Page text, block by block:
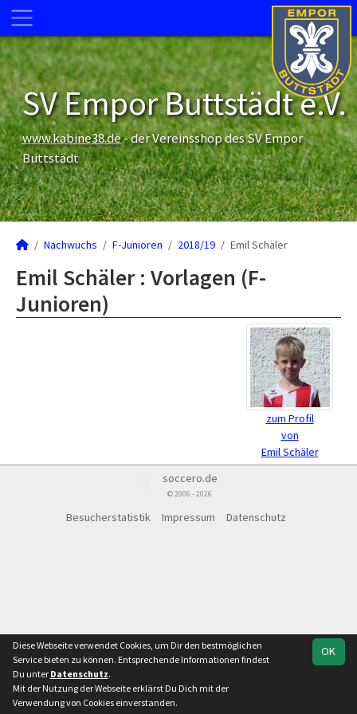
SV Empor Buttstädt e.V.
www.kabine38.de- der Vereinsshop des SV Empor
Buttstädt
Nachwuchs F-Junioren 2018/19 Emil Schäler
Emil Schäler : Vorlagen (F-
Junioren)
zum Profil
von
Emil Schäler
soccero.de
© 2006 - 2026
Besucherstatistik Impressum Datenschutz
OK
Diese Webseite verwendet Cookies, um Dir den bestmöglichen
Service bieten zu können. Entsprechende Informationen findest
Du unter Datenschutz.
Mit der Nutzung der Webseite erklärst Du Dich mit der
Verwendung von Cookies einverstanden.